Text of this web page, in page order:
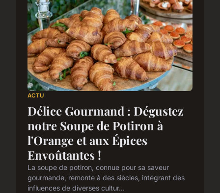
ACTU
Délice Gourmand : Dégustez
notre Soupe de Potiron à
l'Orange et aux Épices
Envoûtantes !
La soupe de potiron, connue pour sa saveur
gourmande, remonte à des siècles, intégrant des
influences de diverses cultur...